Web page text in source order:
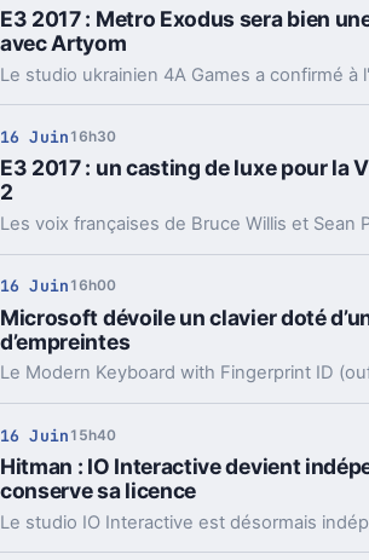
E3 2017 : Metro Exodus sera bien
avec Artyom
16 Juin 16h30
E3 2017 : un casting de luxe pour la
2
16 Juin 16h00
Microsoft dévoile un clavier doté
d’empreintes
16 Juin 15h40
Hitman : IO Interactive devient
conserve sa licence